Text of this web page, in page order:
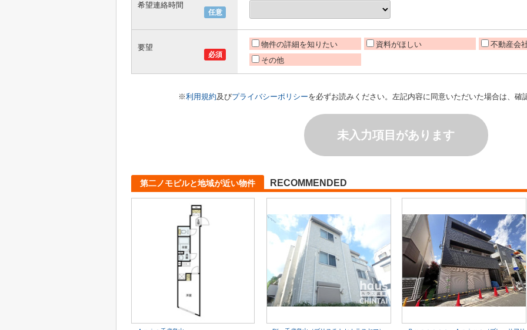
任意
希望連絡時間
必須
要望 物件の詳細を知りたい 資料がほしい
不動産会
その他
※利用規約及びプライバシーポリシーを必ずお読みください。左記内容に同意いただいた場合は、確
未入力項目があります
第二ノモビルと地域が近い物件 RECOMMENDED